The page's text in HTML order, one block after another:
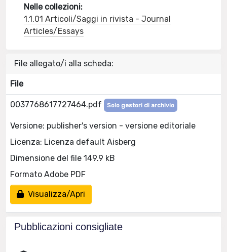
Nelle collezioni:
1.1.01 Articoli/Saggi in rivista - Journal
Articles/Essays
File allegato/i alla scheda:
File
0037768617727464.pdf Solo gestori di archivio
Versione: publisher's version - versione editoriale
Licenza: Licenza default Aisberg
Dimensione del file 149.9 kB
Formato Adobe PDF
Visualizza/Apri
Pubblicazioni consigliate